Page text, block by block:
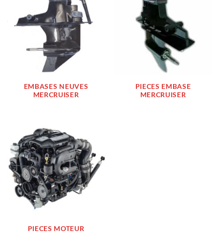
EMBASES NEUVES
MERCRUISER
PIECES EMBASE
MERCRUISER
PIECES MOTEUR